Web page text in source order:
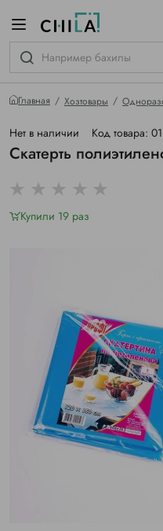
Главная Хозтовары
Нет в наличии Код товара:
Скатерть
Купили 19 раз
гамме